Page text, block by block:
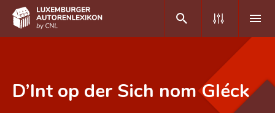
D’Int op der Sich nom Gléck